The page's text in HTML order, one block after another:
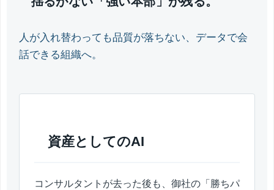
人が入れ替わっても品質が落ちない、データで会
話できる組織へ。
資産としてのAI
コンサルタントが去った後も、御社の「勝ちパ